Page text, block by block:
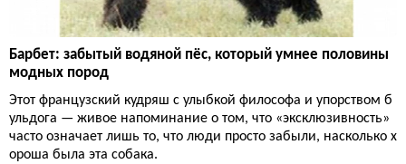
Барбет: забытый водяной пёс, который умнее половины
модных пород
Этот французский кудряш с улыбкой философа и упорством б
ульдога — живое напоминание о том, что «эксклюзивность»
часто означает лишь то, что люди просто забыли, насколько х
ороша была эта собака.